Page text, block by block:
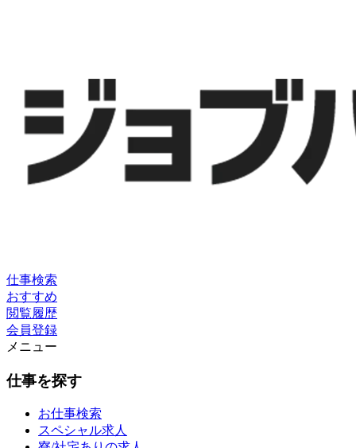
仕事検索
おすすめ
閲覧履歴
会員登録
メニュー
仕事を探す
お仕事検索
スペシャル求人